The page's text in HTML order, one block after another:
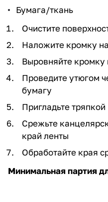
Бумага/ткань
Очистите
Наложите кромку
Выровняйте
Проведите утюгом
бумагу
Пригладьте тряпкой
Срежьте
край ленты
Обработайте края
Минимальная партия